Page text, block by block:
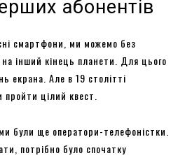
абонентів
смартфони, ми можемо без
інший кінець планети. Для цього
екрана. Але в 19 столітті
цілий квест.
були ще оператори-телефоністки.
потрібно було спочатку